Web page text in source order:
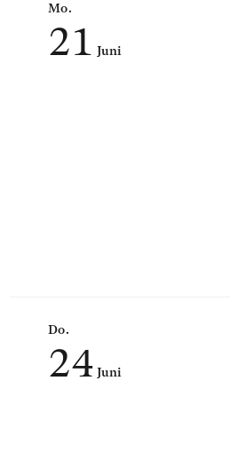
Mo.
21 Juni
Do.
24 Juni